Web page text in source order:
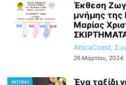
Έκθεση
μνήμης της
Μαρίας
AtticaCoast,
26 Μαρτίου, 2024
Ένα ταξίδι